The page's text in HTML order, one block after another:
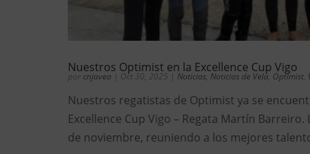
Nuestros Optimist en la Excellence Cup Vigo
por cnjavea | Oct 30, 2025 | Noticias Noticias de Vela Optimist
Nuestros regatistas de Optimist ya se
Excellence Cup Vigo – Regata Martín
de noviembre, reuniendo a los mejores